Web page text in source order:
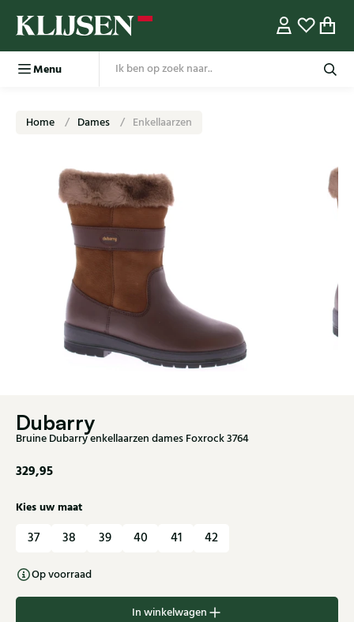
Menu
Home Dames Enkellaarzen
Dubarry
Bruine Dubarry enkellaarzen dames Foxrock 3764
329,95
Kies uw maat
37 38 39 40 41 42
Op voorraad
In winkelwagen